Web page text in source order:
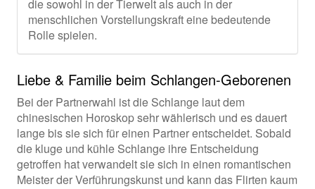
die sowohl in der Tierwelt als auch in der
menschlichen Vorstellungskraft eine bedeutende
Rolle spielen.
Liebe & Familie beim Schlangen-Geborenen
Bei der Partnerwahl ist die Schlange laut dem
chinesischen Horoskop sehr wählerisch und es dauert
lange bis sie sich für einen Partner entscheidet. Sobald
die kluge und kühle Schlange ihre Entscheidung
getroffen hat verwandelt sie sich in einen romantischen
Meister der Verführungskunst und kann das Flirten kaum